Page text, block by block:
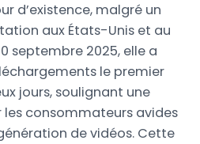
d’existence, malgré un
aux États-Unis et au
septembre 2025, elle a
le premier
jours, soulignant une
consommateurs avides
de vidéos. Cette